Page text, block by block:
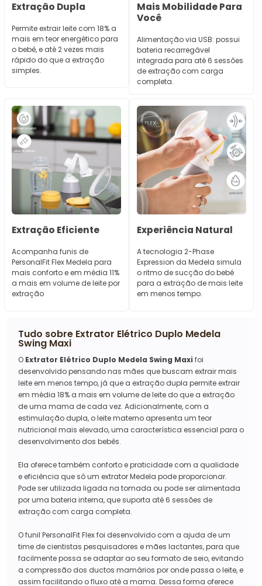
Extração Dupla
Permite extrair leite com 18% a
mais em teor energético para
o bebê, e até 2 vezes mais
rápido do que a extração
simples.
Mais Mobilidade Para
Você
Alimentação via USB: possui
bateria recarregável
integrada para até 6 sessões
de extração com carga
completa.
Extração Eficiente
Acompanha funis de
PersonalFit Flex Medela para
mais conforto e em média 11%
a mais em volume de leite por
extração
Experiência Natural
A tecnologia 2-Phase
Expression da Medela simula
o ritmo de sucção do bebé
para a extração de mais leite
em menos tempo.
Tudo sobre Extrator Elétrico Duplo Medela
Swing Maxi
O Extrator Elétrico Duplo Medela Swing Maxi foi
desenvolvido pensando nas mães que buscam extrair mais
leite em menos tempo, já que a extração dupla permite extrair
em média 18% a mais em volume de leite do que a extração
de uma mama de cada vez. Adicionalmente, com a
estimulação dupla, o leite materno apresenta um teor
nutricional mais elevado, uma característica essencial para o
desenvolvimento dos bebês.
Ela oferece também conforto e praticidade com a qualidade
e eficiência que só um extrator Medela pode proporcionar.
Pode ser utilizada ligada na tomada ou pode ser alimentada
por uma bateria interna, que suporta até 6 sessões de
extração com carga completa.
O funil PersonalFit Flex foi desenvolvido com a ajuda de um
time de cientistas pesquisadores e mães lactantes, para que
facilmente possa se adaptar ao seu formato de seio, evitando
a compressão dos ductos mamários por onde passa o leite, e
assim facilitando o fluxo até a mama. Dessa forma oferece